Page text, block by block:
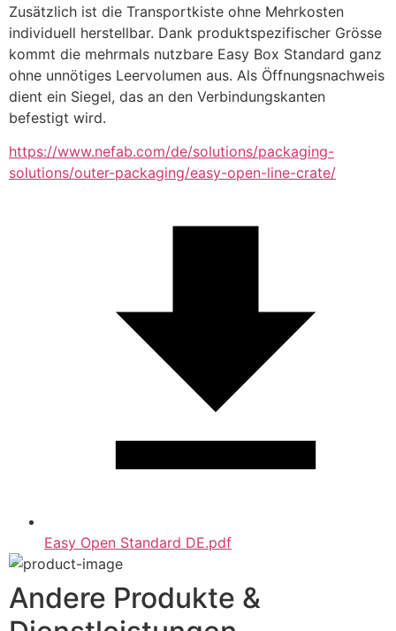
Zusätzlich ist die Transportkiste ohne Mehrkosten
individuell herstellbar. Dank produktspezifischer Grösse
kommt die mehrmals nutzbare Easy Box Standard ganz
ohne unnötiges Leervolumen aus. Als Öffnungsnachweis
dient ein Siegel, das an den Verbindungskanten
befestigt wird.
https://www.nefab.com/de/solutions/packaging-
solutions/outer-packaging/easy-open-line-crate/
Easy Open Standard DE.pdf
Andere Produkte &